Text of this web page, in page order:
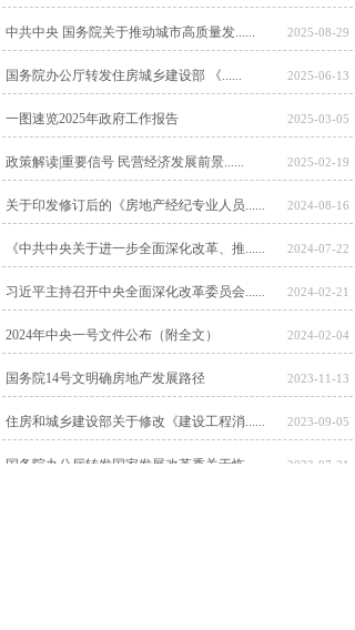
中共中央 国务院关于推动城市高质量发...... 2025-08-29
国务院办公厅转发住房城乡建设部 《...... 2025-06-13
一图速览2025年政府工作报告 2025-03-05
政策解读|重要信号 民营经济发展前景...... 2025-02-19
关于印发修订后的《房地产经纪专业人员...... 2024-08-16
《中共中央关于进一步全面深化改革、推...... 2024-07-22
习近平主持召开中央全面深化改革委员会...... 2024-02-21
2024年中央一号文件公布（附全文） 2024-02-04
国务院14号文明确房地产发展路径 2023-11-13
住房和城乡建设部关于修改《建设工程消...... 2023-09-05
国务院办公厅转发国家发展改革委关于恢...... 2023-07-31